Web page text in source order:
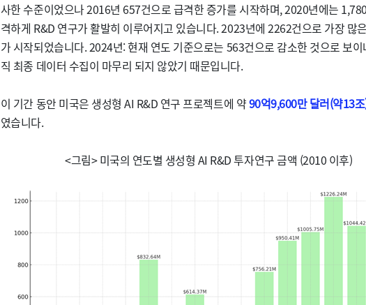
사한 수준이었으나 2016년 657건으로 급격한 증가를 시작하며, 2020년에는
격하게 R&D 연구가 활발히 이루어지고 있습니다. 2023년에 2262건으로 가장 많
가 시작되었습니다. 2024년: 현재 연도 기준으로는 563건으로 감소한 것으로 보이
직 최종 데이터 수집이 마무리 되지 않았기 때문입니다.
이 기간 동안 미국은 생성형 AI R&D 연구 프로젝트에 약90억9,600만 달러(약13
였습니다.
<그림> 미국의 연도별 생성형 AI R&D 투자연구 금액 (2010 이후)